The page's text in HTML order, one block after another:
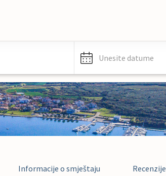
Unesite datume
Informacije o smještaju Recenzije